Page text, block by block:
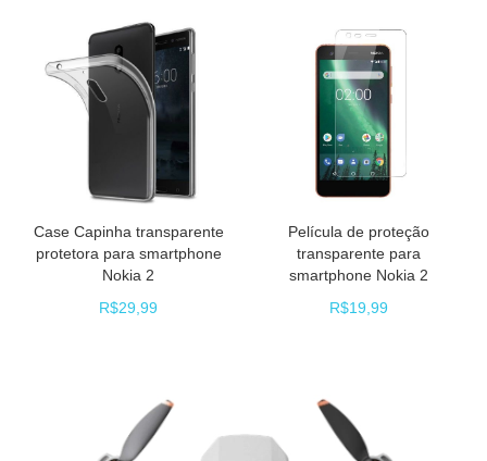
Case Capinha transparente
protetora para smartphone
Nokia 2
R$29,99
Película de proteção
transparente para
smartphone Nokia 2
R$19,99